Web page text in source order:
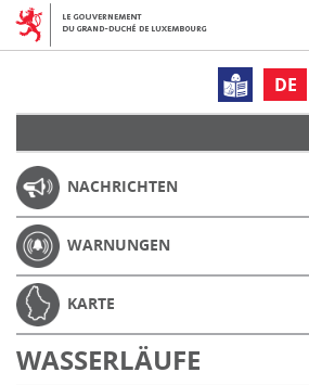
DE
NACHRICHTEN
WARNUNGEN
KARTE
WASSERLÄUFE